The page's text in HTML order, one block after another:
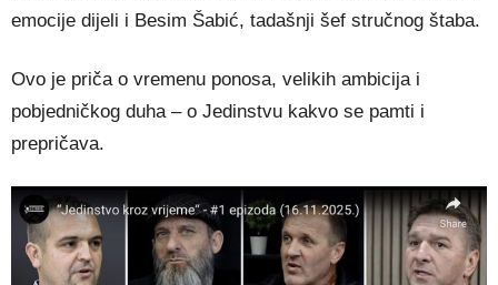
emocije dijeli i Besim Šabić, tadašnji šef stručnog štaba.
Ovo je priča o vremenu ponosa, velikih ambicija i
pobjedničkog duha – o Jedinstvu kakvo se pamti i
prepričava.